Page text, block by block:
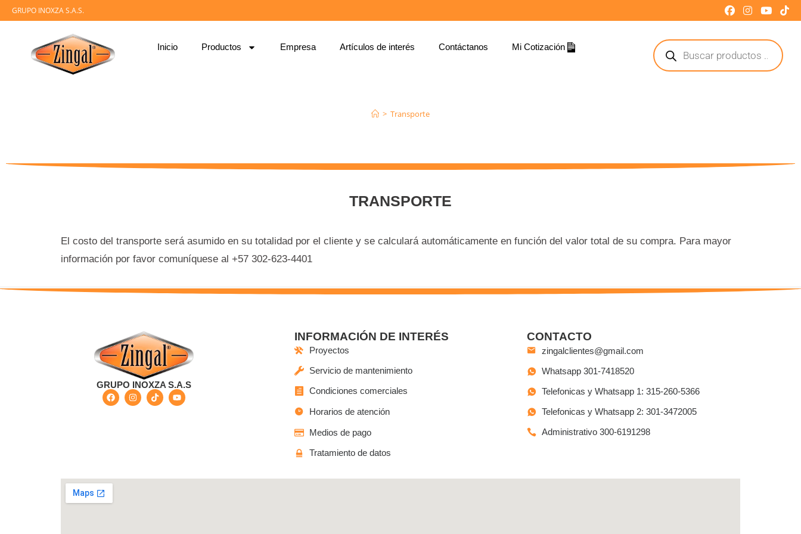
GRUPO INOXZA S.A.S.
Inicio Productos Empresa Artículos de interés Contáctanos Mi Cotización
> Transporte
TRANSPORTE
El costo del transporte será asumido en su totalidad por el cliente y se calculará automáticamente en función del valor total de su compra. Para mayor
información por favor comuníquese al +57 302-623-4401
GRUPO INOXZA S.A.S
INFORMACIÓN DE INTERÉS
Proyectos
Servicio de mantenimiento
Condiciones comerciales
Horarios de atención
Medios de pago
Tratamiento de datos
CONTACTO
zingalclientes@gmail.com
Whatsapp 301-7418520
Telefonicas y Whatsapp 1: 315-260-5366
Telefonicas y Whatsapp 2: 301-3472005
Administrativo 300-6191298